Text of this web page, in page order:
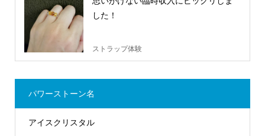
した！
ストラップ体験
パワーストーン名
アイスクリスタル